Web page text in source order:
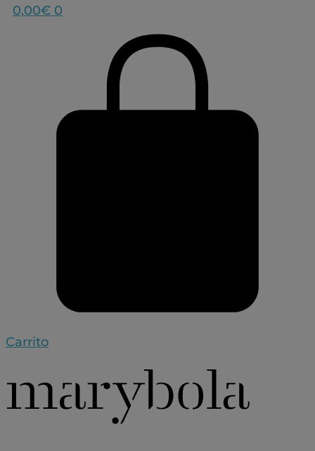
0,00€ 0
Carrito